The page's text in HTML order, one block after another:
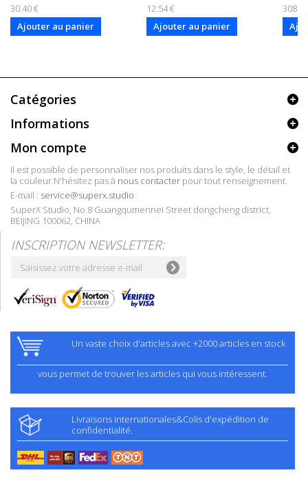
30.40 €
Ajouter au panier
12.54 €
Ajouter au panier
Catégories
Informations
Mon compte
Il est possible de personnaliser nos produits dans le style, le détail et
la couleur.N'hésitez pas à nous contacter pour tout renseignement.
E-mail : service@superx.studio
SuperX Studio, No.8 Guangqumennei Street dongcheng district,
BEIJING 100062, CHINA
INSCRIPTION NEWSLETTER:
Un vaste choix d'articles avec +2000 articles en stock
vous permet de trouver les articles qui vous intéressent.
Livraisons internationales&Colis d'expédition de
confidentialité.